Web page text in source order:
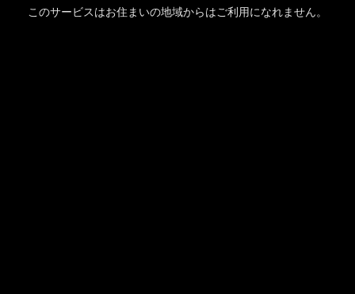
このサービスはお住まいの地域からはご利用になれません。